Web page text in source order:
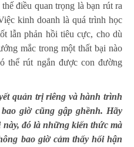
điều quan trọng là bạn rút ra
kinh doanh là quá trình học
lẫn phản hồi tiêu cực, cho dù
mắc trong một thất bại nào
thể rút ngắn được con đường
quản trị riêng và hành trình
giờ cũng gập ghềnh. Hãy
đó là những kiến thức mà
bao giờ cảm thấy hối hận